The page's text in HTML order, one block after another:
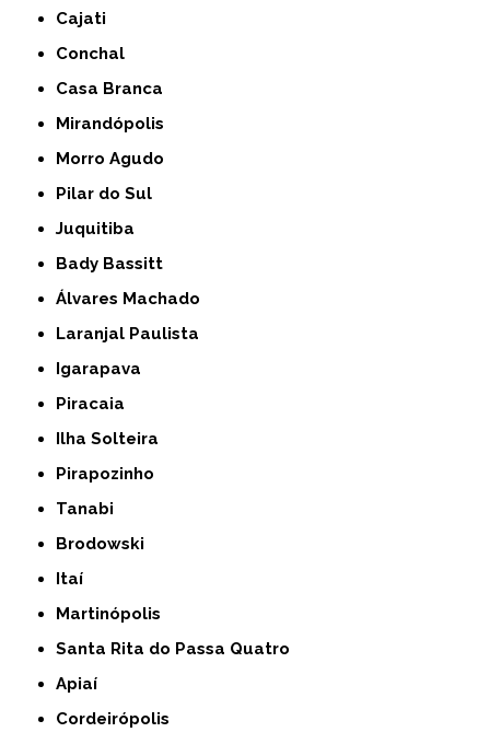
Cajati
Conchal
Casa Branca
Mirandópolis
Morro Agudo
Pilar do Sul
Juquitiba
Bady Bassitt
Álvares Machado
Laranjal Paulista
Igarapava
Piracaia
Ilha Solteira
Pirapozinho
Tanabi
Brodowski
Itaí
Martinópolis
Santa Rita do Passa Quatro
Apiaí
Cordeirópolis